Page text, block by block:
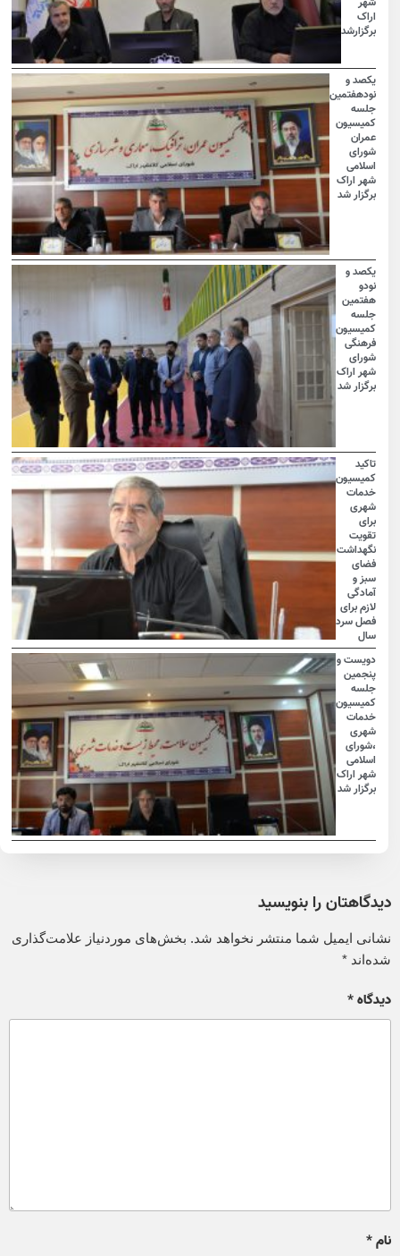
اراک
برگزارشد
یکصد و
نودهفتمین
جلسه
کمیسیون
عمران
شورای
اسلامی
شهر اراک
برگزار شد
یکصد و
نودو
هفتمین
جلسه
کمیسیون
فرهنگی
شورای
شهر اراک
برگزار شد
تاکید
کمیسیون
خدمات
شهری
برای
تقویت
نگهداشت
فضای
سبز و
آمادگی
لازم برای
فصل سرد
سال
دویست و
پنجمین
جلسه
کمیسیون
خدمات
شهری
،شورای
اسلامی
شهر اراک
برگزار شد
دیدگاهتان را بنویسید
نشانی ایمیل شما منتشر نخواهد شد. بخش‌های موردنیاز علامت‌گذاری
شده‌اند*
دیدگاه*
نام*